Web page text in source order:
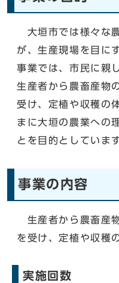
大垣市では様々な
が、生産現場を目に
事業では、市民に親
生産者から農畜産物
受け、定植や収穫の
まに大垣の農業への
とを目的としていま
事業の内容
生産者から農畜産
を受け、定植や収穫
実施回数